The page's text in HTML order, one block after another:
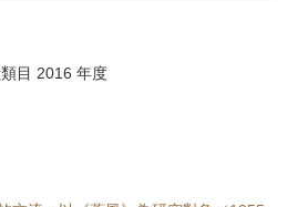
目 2016 年度